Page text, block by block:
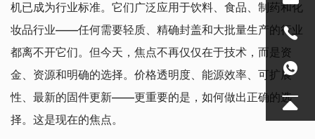
机已成为行业标准。它们广泛应用于饮料、食品、制药和化
妆品行业——任何需要轻质、精确封盖和大批量生产的行业
都离不开它们。但今天，焦点不再仅仅在于技术，而是资
金、资源和明确的选择。价格透明度、能源效率、可扩展
性、最新的固件更新——更重要的是，如何做出正确的选
择。这是现在的焦点。